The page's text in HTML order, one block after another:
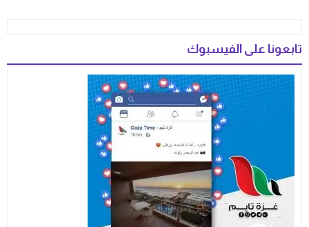
تابعونا على الفيسبوك